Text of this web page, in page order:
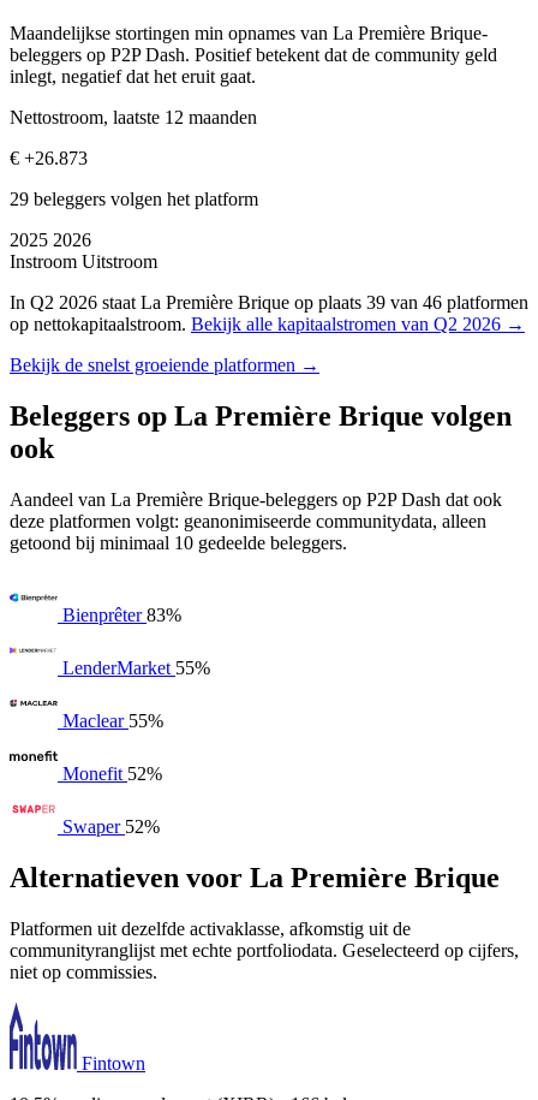
Maandelijkse stortingen min opnames van La Première Brique-
beleggers op P2P Dash. Positief betekent dat de community geld
inlegt, negatief dat het eruit gaat.
Nettostroom, laatste 12 maanden
€ +26.873
29 beleggers volgen het platform
2025 2026
Instroom Uitstroom
In Q2 2026 staat La Première Brique op plaats 39 van 46 platformen
op nettokapitaalstroom. Bekijk alle kapitaalstromen van Q2 2026 →
Bekijk de snelst groeiende platformen →
Beleggers op La Première Brique volgen
ook
Aandeel van La Première Brique-beleggers op P2P Dash dat ook
deze platformen volgt: geanonimiseerde communitydata, alleen
getoond bij minimaal 10 gedeelde beleggers.
Bienprêter83%
LenderMarket 55%
Maclear 55%
Monefit 52%
Swaper 52%
Alternatieven voor La Première Brique
Platformen uit dezelfde activaklasse, afkomstig uit de
communityranglijst met echte portfoliodata. Geselecteerd op cijfers,
niet op commissies.
Fintown